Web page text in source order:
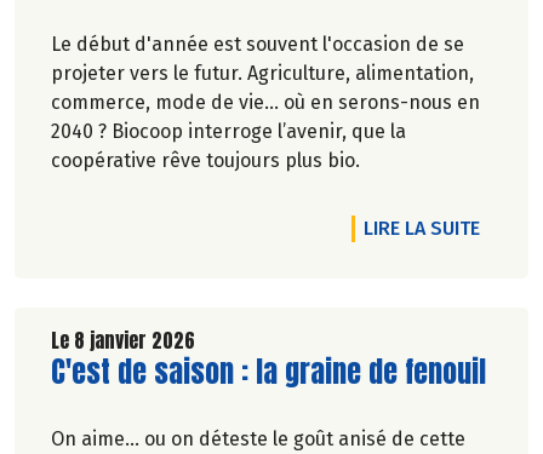
Le début d'année est souvent l'occasion de se
projeter vers le futur. Agriculture, alimentation,
commerce, mode de vie… où en serons-nous en
2040 ? Biocoop interroge l’avenir, que la
coopérative rêve toujours plus bio.
LIRE LA SUITEDE
Le 8 janvier 2026
Lire la suite de l'article
C'est de saison : la graine de fenouil
On aime... ou on déteste le goût anisé de cette